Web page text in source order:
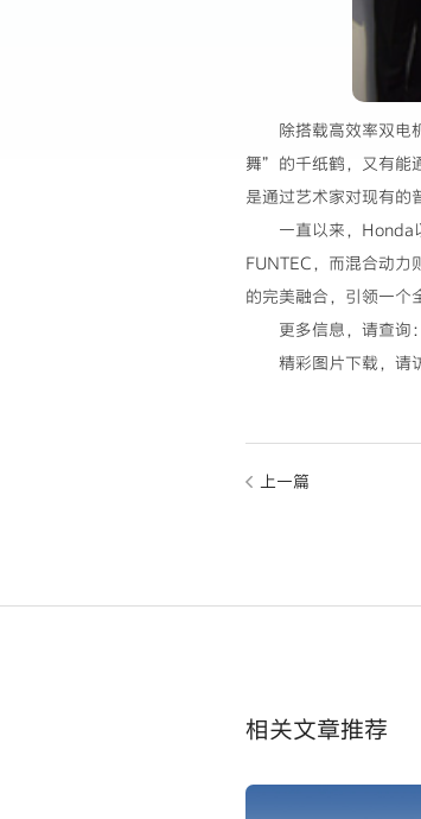
除搭载高效率双
舞”的千纸鹤，又有能
是通过艺术家对现有
一直以来，Honda
FUNTEC，而混合动力
的完美融合，引领一个
更多信息，请查询：
精彩图片下载，请
上一篇
相关文章推荐